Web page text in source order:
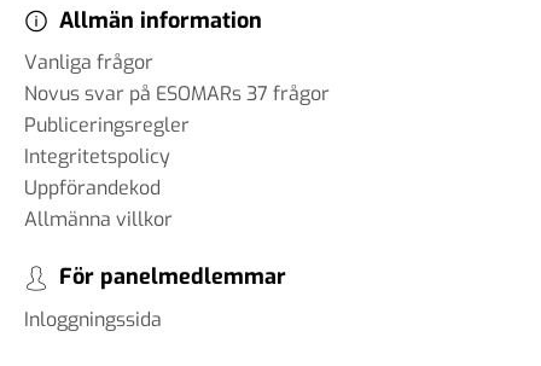
Allmän information
Vanliga frågor
Novus svar på ESOMARs 37 frågor
Publiceringsregler
Integritetspolicy
Uppförandekod
Allmänna villkor
För panelmedlemmar
Inloggningssida